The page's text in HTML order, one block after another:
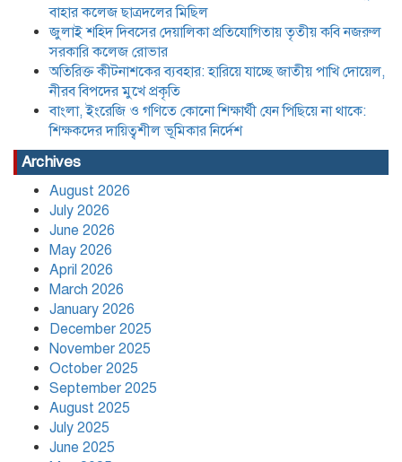
অতিরিক্ত কীটনাশকের ব্যবহার: হারিয়ে যাচ্ছে
জাতীয় পাখি দোয়েল, নীরব বিপদের মুখে
প্রকৃতি
মঙ্গলবার হতে
বাহার কলেজ ছাত্রদলের মিছিল
জুলাই শহিদ দিবসের দেয়ালিকা প্রতিযোগিতায় তৃতীয় কবি নজরুল
সরকারি কলেজ রোভার
অতিরিক্ত কীটনাশকের ব্যবহার: হারিয়ে যাচ্ছে জাতীয় পাখি দোয়েল,
নীরব বিপদের মুখে প্রকৃতি
বাংলা, ইংরেজি ও গণিতে কোনো শিক্ষার্থী যেন পিছিয়ে না থাকে:
শিক্ষকদের দায়িত্বশীল ভূমিকার নির্দেশ
Archives
August 2026
July 2026
June 2026
May 2026
April 2026
March 2026
January 2026
December 2025
November 2025
October 2025
September 2025
August 2025
July 2025
June 2025